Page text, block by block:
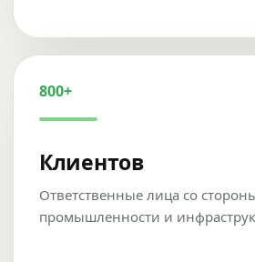
800+
Клиентов
Ответственные лица со
промышленности и